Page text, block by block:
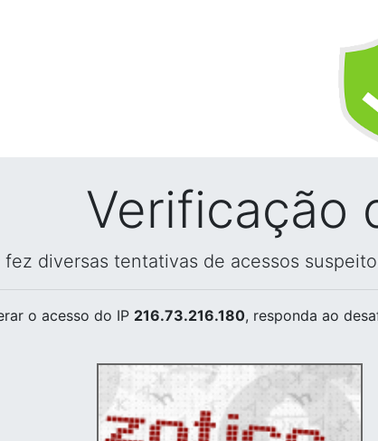
Verificação
fez diversas tentativas de acessos
o acesso do IP 216.73.216.180, responda ao